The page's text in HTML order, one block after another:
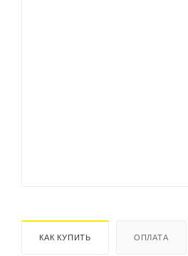
КАК КУПИТЬ ОПЛАТА